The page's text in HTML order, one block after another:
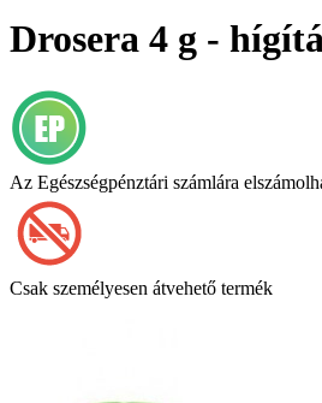
Drosera 4 g -
Az Egészségpénztári számlára
Csak személyesen átvehető termék